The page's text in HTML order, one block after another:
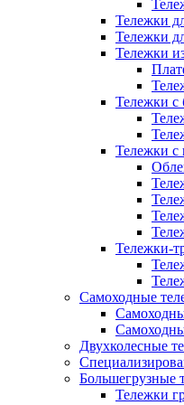
Тележки
Тележки
Тележки
Тележки с
Тележки с
Тележки-
Самоходные
Двухколесные
Большегрузные
Тележки